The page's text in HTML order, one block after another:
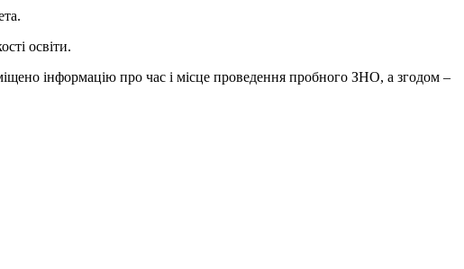
освіти.
інформацію про час і місце проведення пробного ЗНО, а згодом –